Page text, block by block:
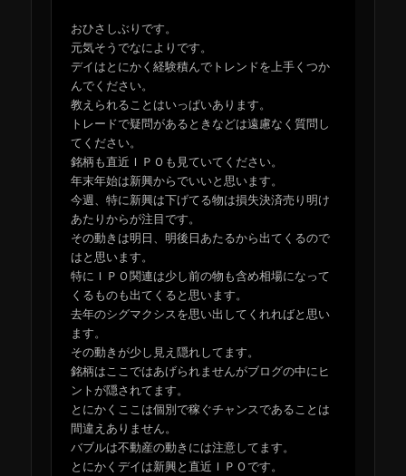
おひさしぶりです。
元気そうでなによりです。
デイはとにかく経験積んでトレンドを上手くつか
んでください。
教えられることはいっぱいあります。
トレードで疑問があるときなどは遠慮なく質問し
てください。
銘柄も直近ＩＰＯも見ていてください。
年末年始は新興からでいいと思います。
今週、特に新興は下げてる物は損失決済売り明け
あたりからが注目です。
その動きは明日、明後日あたるから出てくるので
はと思います。
特にＩＰＯ関連は少し前の物も含め相場になって
くるものも出てくると思います。
去年のシグマクシスを思い出してくれればと思い
ます。
その動きが少し見え隠れしてます。
銘柄はここではあげられませんがブログの中にヒ
ントが隠されてます。
とにかくここは個別で稼ぐチャンスであることは
間違えありません。
バブルは不動産の動きには注意してます。
とにかくデイは新興と直近ＩＰＯです。